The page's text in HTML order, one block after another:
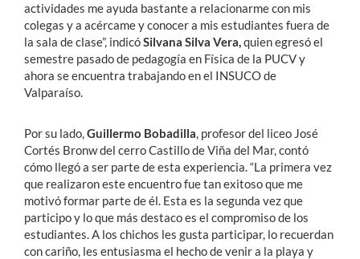
actividades me ayuda bastante a relacionarme con mis
colegas y a acércame y conocer a mis estudiantes fuera de
la sala de clase”, indicóSilvana Silva Vera, quien egresó el
semestre pasado de pedagogía en Física de la PUCV y
ahora se encuentra trabajando en el INSUCO de
Valparaíso.
Por su lado, Guillermo Bobadilla , profesor del liceo José
Cortés Bronw del cerro Castillo de Viña del Mar, contó
cómo llegó a ser parte de esta experiencia. “La primera vez
que realizaron este encuentro fue tan exitoso que me
motivó formar parte de él. Esta es la segunda vez que
participo y lo que más destaco es el compromiso de los
estudiantes. A los chichos les gusta participar, lo recuerdan
con cariño, les entusiasma el hecho de venir a la playa y